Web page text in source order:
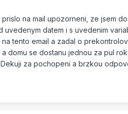
na mail upozorneni, ze jsem
uvedenym datem i s uvedenim
tento email a zadal o
domu se dostanu jednou za pul
za pochopeni a brzkou